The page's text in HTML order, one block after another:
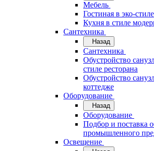
Мебель
Гостиная в эко-стиле
Кухня в стиле
Сантехника
Назад
Сантехника
Обустройство
стиле ресторана
Обустройство
коттедже
Оборудование
Назад
Оборудование
Подбор и поставка
промышленного
Освещение